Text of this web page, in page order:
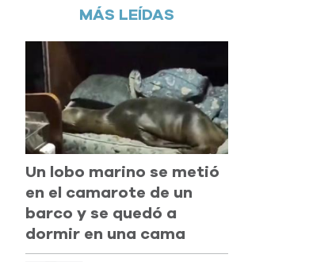
MÁS LEÍDAS
Un lobo marino se metió
en el camarote de un
barco y se quedó a
dormir en una cama